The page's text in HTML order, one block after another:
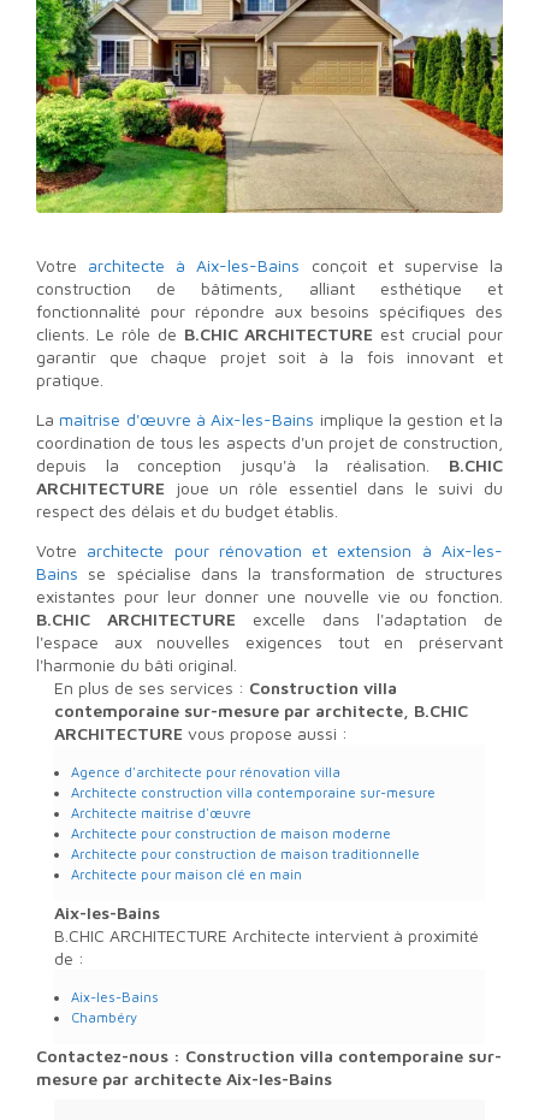
Votre architecte à Aix-les-Bains conçoit et supervise la
construction de bâtiments, alliant esthétique et
fonctionnalité pour répondre aux besoins spécifiques des
clients. Le rôle de B.CHIC ARCHITECTURE est crucial pour
garantir que chaque projet soit à la fois innovant et
pratique.
La maîtrise d'œuvre à Aix-les-Bains implique la gestion et la
coordination de tous les aspects d'un projet de construction,
depuis la conception jusqu'à la réalisation. B.CHIC
ARCHITECTURE joue un rôle essentiel dans le suivi du
respect des délais et du budget établis.
Votre architecte pour rénovation et extension à Aix-les-
Bains se spécialise dans la transformation de structures
existantes pour leur donner une nouvelle vie ou fonction.
B.CHIC ARCHITECTURE excelle dans l'adaptation de
l'espace aux nouvelles exigences tout en préservant
l'harmonie du bâti original.
En plus de ses services : Construction villa
contemporaine sur-mesure par architecte, B.CHIC
ARCHITECTURE vous propose aussi :
Agence d'architecte pour rénovation villa
Architecte construction villa contemporaine sur-mesure
Architecte maitrise d'œuvre
Architecte pour construction de maison moderne
Architecte pour construction de maison traditionnelle
Architecte pour maison clé en main
Aix-les-Bains
B.CHIC ARCHITECTURE Architecte intervient à proximité
de :
Aix-les-Bains
Chambéry
Contactez-nous : Construction villa contemporaine sur-
mesure par architecte Aix-les-Bains